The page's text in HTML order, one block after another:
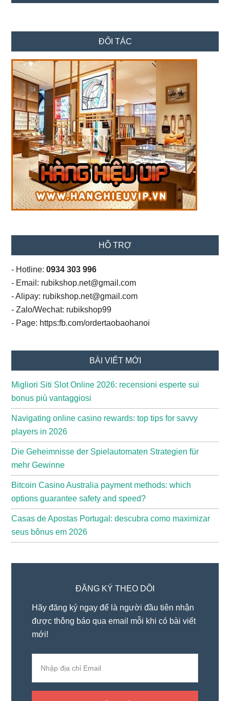
ĐỐI TÁC
HỖ TRỢ
- Hotline:0934 303 996
- Email: rubikshop.net@gmail.com
- Alipay: rubikshop.net@gmail.com
- Zalo/Wechat: rubikshop99
- Page: https:fb.com/ordertaobaohanoi
BÀI VIẾT MỚI
Migliori Siti Slot Online 2026: recensioni esperte sui
bonus più vantaggiosi
Navigating online casino rewards: top tips for savvy
players in 2026
Die Geheimnisse der Spielautomaten Strategien für
mehr Gewinne
Bitcoin Casino Australia payment methods: which
options guarantee safety and speed?
Casas de Apostas Portugal: descubra como maximizar
seus bônus em 2026
ĐĂNG KÝ THEO DÕI
Hãy đăng ký ngay để là người đầu tiên nhận
được thông báo qua email mỗi khi có bài viết
mới!